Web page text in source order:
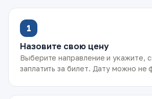
1
Назовите свою цену
Выберите направление и укажите,
заплатить за билет. Дату можно не